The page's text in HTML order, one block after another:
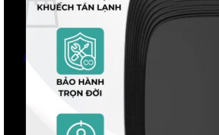
Chưa có sản phẩm trong giỏ hàng.
Quay trở lại cửa hàng